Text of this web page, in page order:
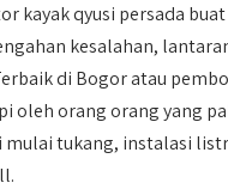
kayak qyusi persada buat
kesalahan,
di Bogor atau
oleh orang orang yang
mulai tukang, instalasi